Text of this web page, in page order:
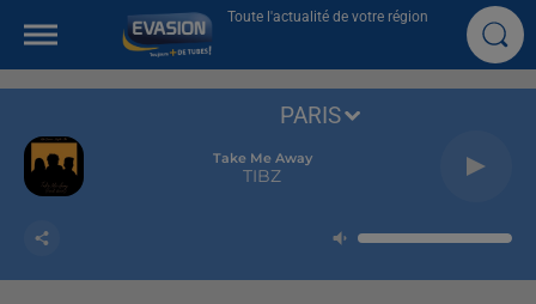
Toute l'actualité de votre région
Take Me Away
TIBZ
PARIS